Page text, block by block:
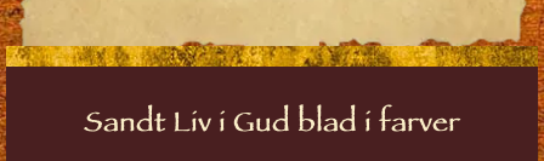
Sandt Liv i Gud blad i farver